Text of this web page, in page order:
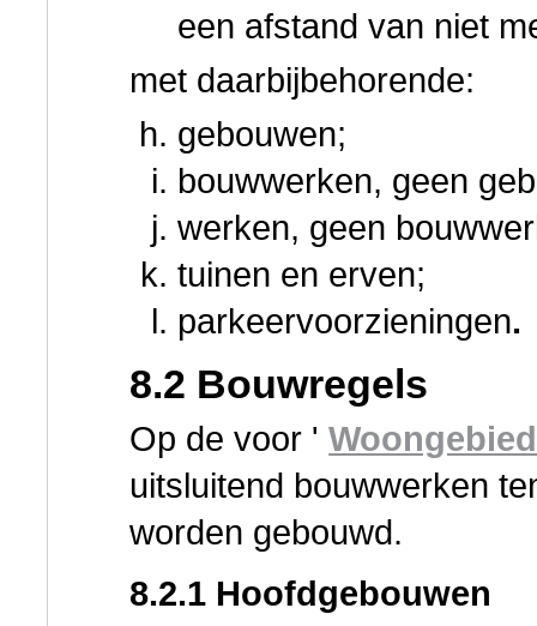
een afstand van niet
met daarbijbehorende:
gebouwen;
bouwwerken, geen
werken, geen
tuinen en erven;
parkeervoorzieningen.
8.2 Bouwregels
Op de voor ' Woongebied
uitsluitend bouwwerken
worden gebouwd.
8.2.1 Hoofdgebouwen